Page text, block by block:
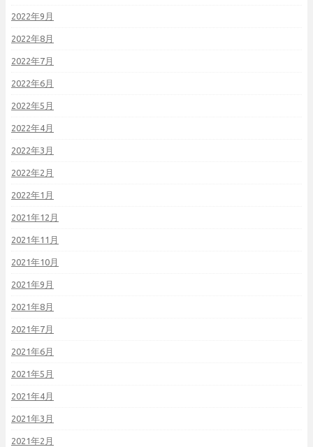
2022年9月
2022年8月
2022年7月
2022年6月
2022年5月
2022年4月
2022年3月
2022年2月
2022年1月
2021年12月
2021年11月
2021年10月
2021年9月
2021年8月
2021年7月
2021年6月
2021年5月
2021年4月
2021年3月
2021年2月